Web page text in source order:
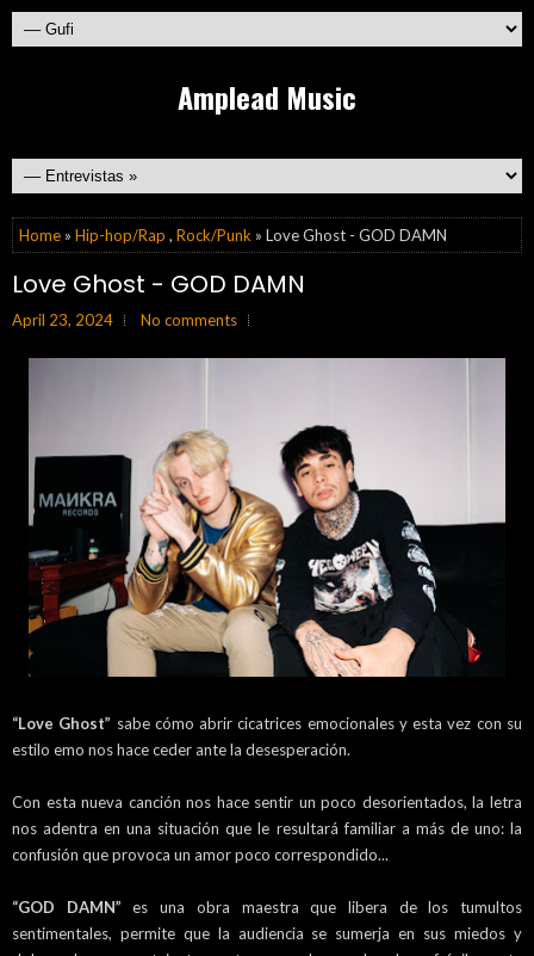
Amplead Music
Home » Hip-hop/Rap , Rock/Punk » Love Ghost - GOD DAMN
Love Ghost - GOD DAMN
April 23, 2024 No comments
“Love Ghost” sabe cómo abrir cicatrices emocionales y esta vez con su
estilo emo nos hace ceder ante la desesperación.
Con esta nueva canción nos hace sentir un poco desorientados, la letra
nos adentra en una situación que le resultará familiar a más de uno: la
confusión que provoca un amor poco correspondido...
“GOD DAMN” es una obra maestra que libera de los tumultos
sentimentales, permite que la audiencia se sumerja en sus miedos y